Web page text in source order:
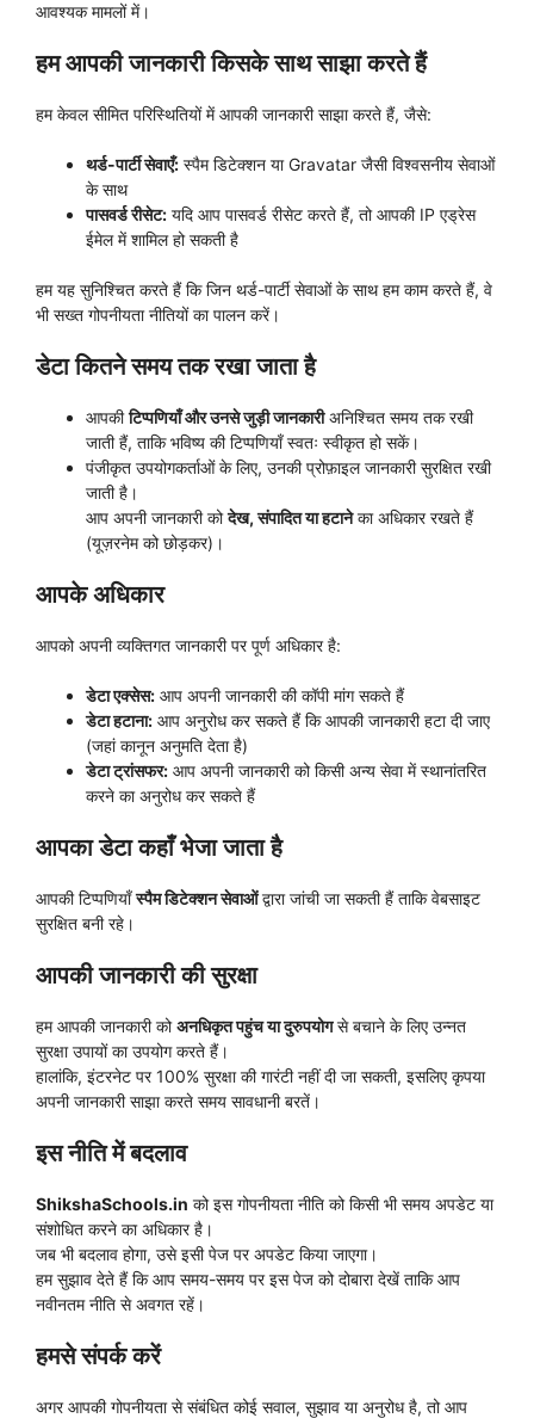
आवश्यक मामलों में।
हम आपकी जानकारी किसके साथ साझा करते हैं
हम केवल सीमित परिस्थितियों में आपकी जानकारी साझा करते हैं, जैसे:
थर्ड-पार्टी सेवाएँ: स्पैम डिटेक्शन या Gravatar जैसी विश्वसनीय सेवाओं
के साथ
पासवर्ड रीसेट: यदि आप पासवर्ड रीसेट करते हैं, तो आपकी IP एड्रेस
ईमेल में शामिल हो सकती है
हम यह सुनिश्चित करते हैं कि जिन थर्ड-पार्टी सेवाओं के साथ हम काम करते हैं, वे
भी सख्त गोपनीयता नीतियों का पालन करें।
डेटा कितने समय तक रखा जाता है
आपकीटिप्पणियाँ और उनसे जुड़ी जानकारीअनिश्चित समय तक रखी
जाती हैं, ताकि भविष्य की टिप्पणियाँ स्वतः स्वीकृत हो सकें।
पंजीकृत उपयोगकर्ताओं के लिए, उनकी प्रोफ़ाइल जानकारी सुरक्षित रखी
जाती है।
आप अपनी जानकारी कोदेख, संपादित या हटानेका अधिकार रखते हैं
(यूज़रनेम को छोड़कर)।
आपके अधिकार
आपको अपनी व्यक्तिगत जानकारी पर पूर्ण अधिकार है:
डेटा एक्सेस: आप अपनी जानकारी की कॉपी मांग सकते हैं
डेटा हटाना: आप अनुरोध कर सकते हैं कि आपकी जानकारी हटा दी जाए
(जहां कानून अनुमति देता है)
डेटा ट्रांसफर: आप अपनी जानकारी को किसी अन्य सेवा में स्थानांतरित
करने का अनुरोध कर सकते हैं
आपका डेटा कहाँ भेजा जाता है
आपकी टिप्पणियाँस्पैम डिटेक्शन सेवाओंद्वारा जांची जा सकती हैं ताकि वेबसाइट
सुरक्षित बनी रहे।
आपकी जानकारी की सुरक्षा
हम आपकी जानकारी कोअनधिकृत पहुंच या दुरुपयोगसे बचाने के लिए उन्नत
सुरक्षा उपायों का उपयोग करते हैं।
हालांकि, इंटरनेट पर 100% सुरक्षा की गारंटी नहीं दी जा सकती, इसलिए कृपया
अपनी जानकारी साझा करते समय सावधानी बरतें।
इस नीति में बदलाव
ShikshaSchools.in को इस गोपनीयता नीति को किसी भी समय अपडेट या
संशोधित करने का अधिकार है।
जब भी बदलाव होगा, उसे इसी पेज पर अपडेट किया जाएगा।
हम सुझाव देते हैं कि आप समय-समय पर इस पेज को दोबारा देखें ताकि आप
नवीनतम नीति से अवगत रहें।
हमसे संपर्क करें
अगर आपकी गोपनीयता से संबंधित कोई सवाल, सुझाव या अनुरोध है, तो आप